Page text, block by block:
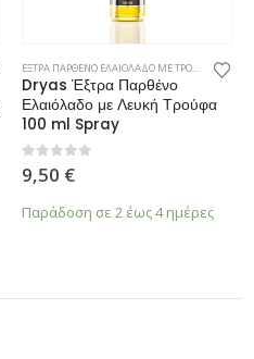
ΕΞΤΡΑ ΠΑΡΘΕΝΟ ΕΛΑΙΟΛΑΔΟ ΜΕ ΤΡΟΥΦΑ ,ΝΕΕΣ
Dryas Έξτρα Παρθένο
Ελαιόλαδο με Λευκή Τρούφα
100 ml Spray
0 από 5
9,50 €
Παράδοση σε 2 έως 4 ημέρες